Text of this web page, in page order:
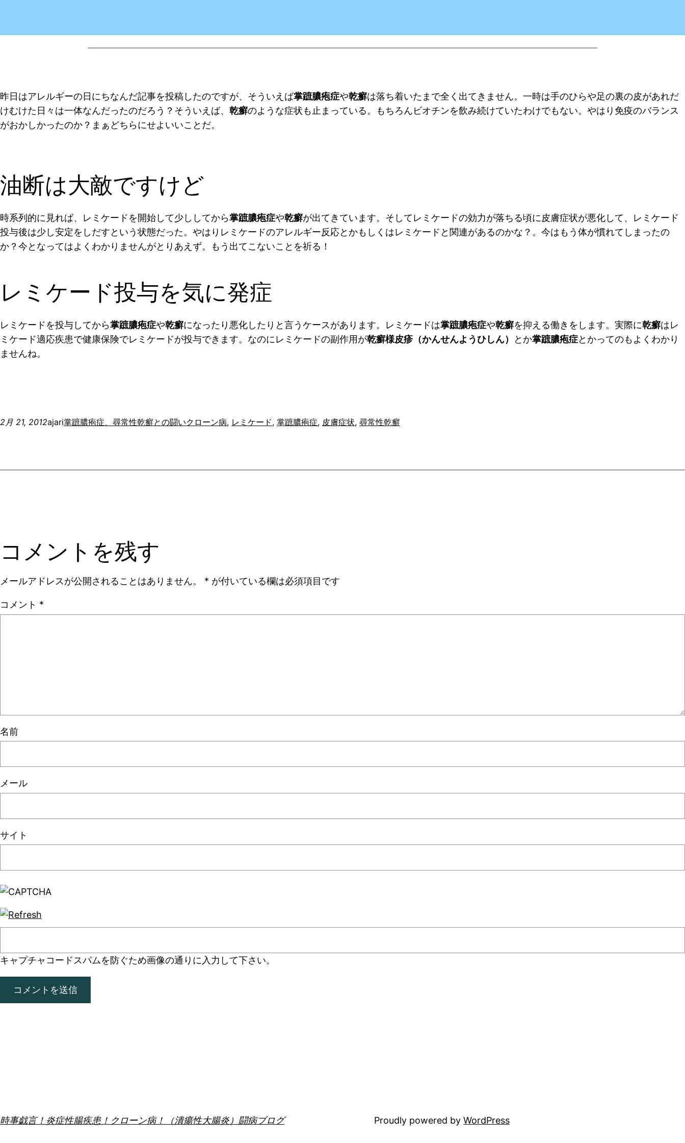
昨日はアレルギーの日にちなんだ記事を投稿したのですが、そういえば掌蹠膿疱症や乾癬は落ち着いたまで全く出てきません。一時は手のひらや足の裏の皮があれだ
けむけた日々は一体なんだったのだろう？そういえば、 乾癬のような症状も止まっている。もちろんビオチンを飲み続けていたわけでもない。やはり免疫のバランス
がおかしかったのか？まぁどちらにせよいいことだ。
油断は大敵ですけど
時系列的に見れば、レミケードを開始して少ししてから掌蹠膿疱症や乾癬が出てきています。そしてレミケードの効力が落ちる頃に皮膚症状が悪化して、レミケード
投与後は少し安定をしだすという状態だった。やはりレミケードのアレルギー反応とかもしくはレミケードと関連があるのかな？。今はもう体が慣れてしまったの
か？今となってはよくわかりませんがとりあえず。もう出てこないことを祈る！
レミケード投与を気に発症
レミケードを投与してから掌蹠膿疱症や乾癬になったり悪化したりと言うケースがあります。レミケードは掌蹠膿疱症や乾癬を抑える働きをします。実際に乾癬はレ
ミケード適応疾患で健康保険でレミケードが投与できます。なのにレミケードの副作用が乾癬様皮疹（かんせんようひしん） とか掌蹠膿疱症とかってのもよくわかり
ませんね。
2月 21, 2012ajari掌蹠膿疱症、尋常性乾癬との闘いクローン病, レミケード, 掌蹠膿疱症, 皮膚症状, 尋常性乾癬
コメントを残す
メールアドレスが公開されることはありません。 * が付いている欄は必須項目です
コメント *
名前
メール
サイト
キャプチャコードスパムを防ぐため画像の通りに入力して下さい。
時事戯言！炎症性腸疾患！クローン病！（潰瘍性大腸炎）闘病ブログ Proudly powered by WordPress